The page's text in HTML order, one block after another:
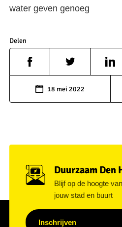
water geven genoeg
Delen
18 mei 2022
Duurzaam Den
Blijf op de hoogte
jouw stad en buurt
Inschrijven